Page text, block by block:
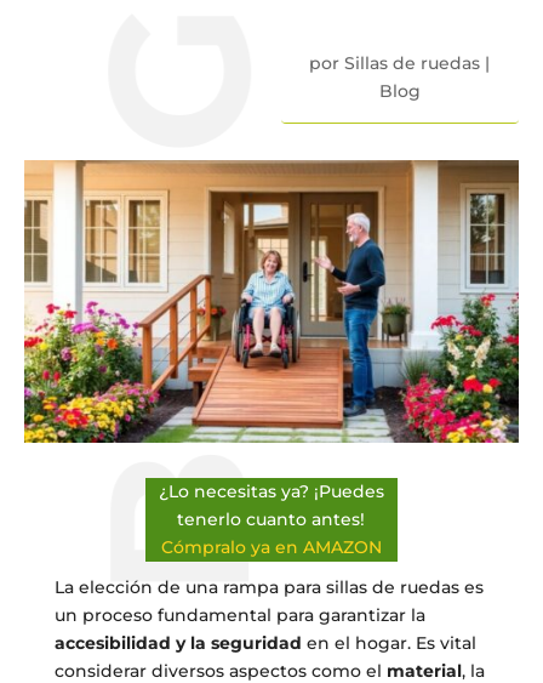
BLOG porSillas de ruedas |
Blog
¿Lo necesitas ya? ¡Puedes
tenerlo cuanto antes!
Cómpralo ya en AMAZON
La elección de una rampa para sillas de ruedas es
un proceso fundamental para garantizar la
accesibilidad y la seguridad en el hogar. Es vital
considerar diversos aspectos como el material, la